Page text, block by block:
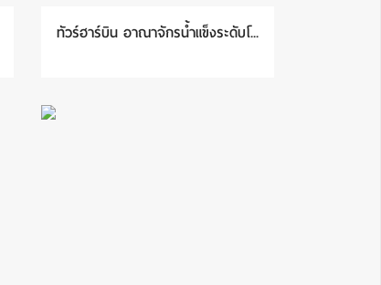
ทัวร์ฮาร์บิน อาณาจักรน้ำแข็งระดับโ...